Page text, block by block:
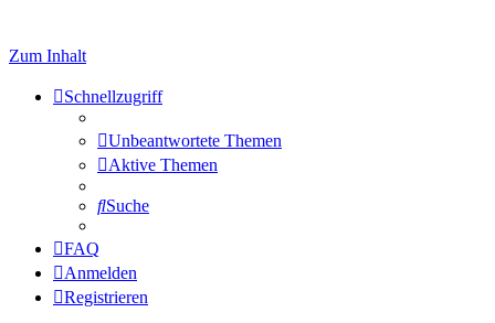
Zum Inhalt
Schnellzugriff
Unbeantwortete Themen
Aktive Themen
Suche
FAQ
Anmelden
Registrieren